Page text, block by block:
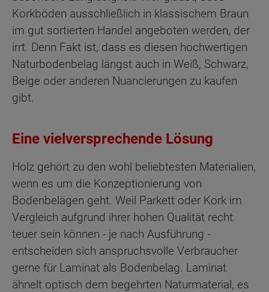
Korkböden ausschließlich in klassischem Braun
im gut sortierten Handel angeboten werden, der
irrt. Denn Fakt ist, dass es diesen hochwertigen
Naturbodenbelag längst auch in Weiß, Schwarz,
Beige oder anderen Nuancierungen zu kaufen
gibt.
Eine vielversprechende Lösung
Holz gehört zu den wohl beliebtesten Materialien,
wenn es um die Konzeptionierung von
Bodenbelägen geht. Weil Parkett oder Kork im
Vergleich aufgrund ihrer hohen Qualität recht
teuer sein können - je nach Ausführung -
entscheiden sich anspruchsvolle Verbraucher
gerne für Laminat als Bodenbelag. Laminat
ähnelt optisch dem begehrten Naturmaterial, es